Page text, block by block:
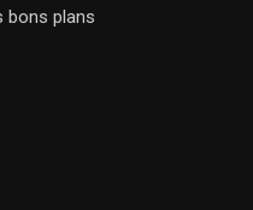
bons plans